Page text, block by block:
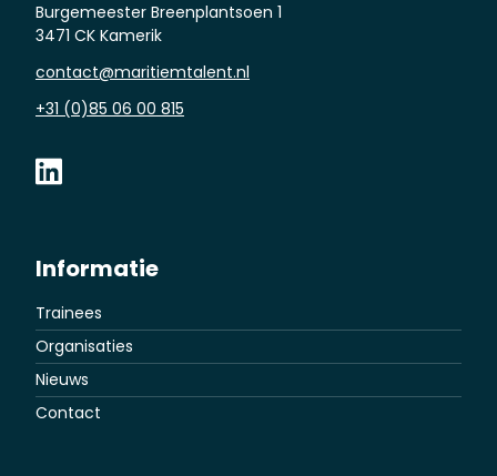
Informatie
Trainees
Organisaties
Nieuws
Contact
Burgemeester Breenplantsoen 1
3471 CK Kamerik
contact@maritiemtalent.nl
+31 (0)85 06 00 815